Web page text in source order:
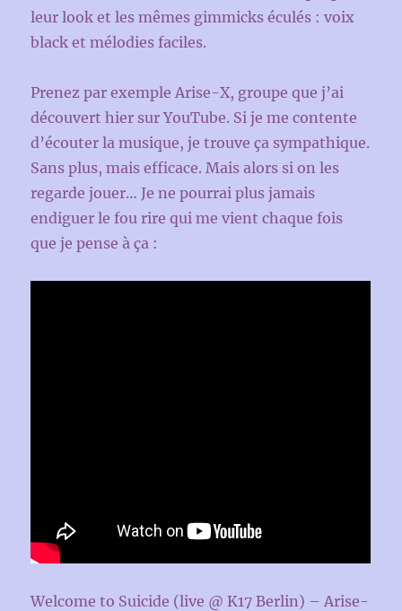
leur look et les mêmes gimmicks éculés : voix
black et mélodies faciles.
Prenez par exemple Arise-X, groupe que j’ai
découvert hier sur YouTube. Si je me contente
d’écouter la musique, je trouve ça sympathique.
Sans plus, mais efficace. Mais alors si on les
regarde jouer… Je ne pourrai plus jamais
endiguer le fou rire qui me vient chaque fois
que je pense à ça :
Welcome to Suicide (live @ K17 Berlin) – Arise-